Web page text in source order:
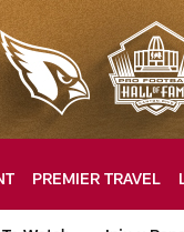
PREMIER TRAVEL